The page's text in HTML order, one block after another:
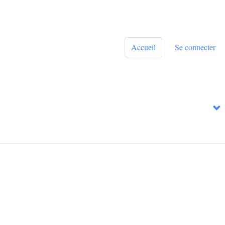
Accueil Se connecter